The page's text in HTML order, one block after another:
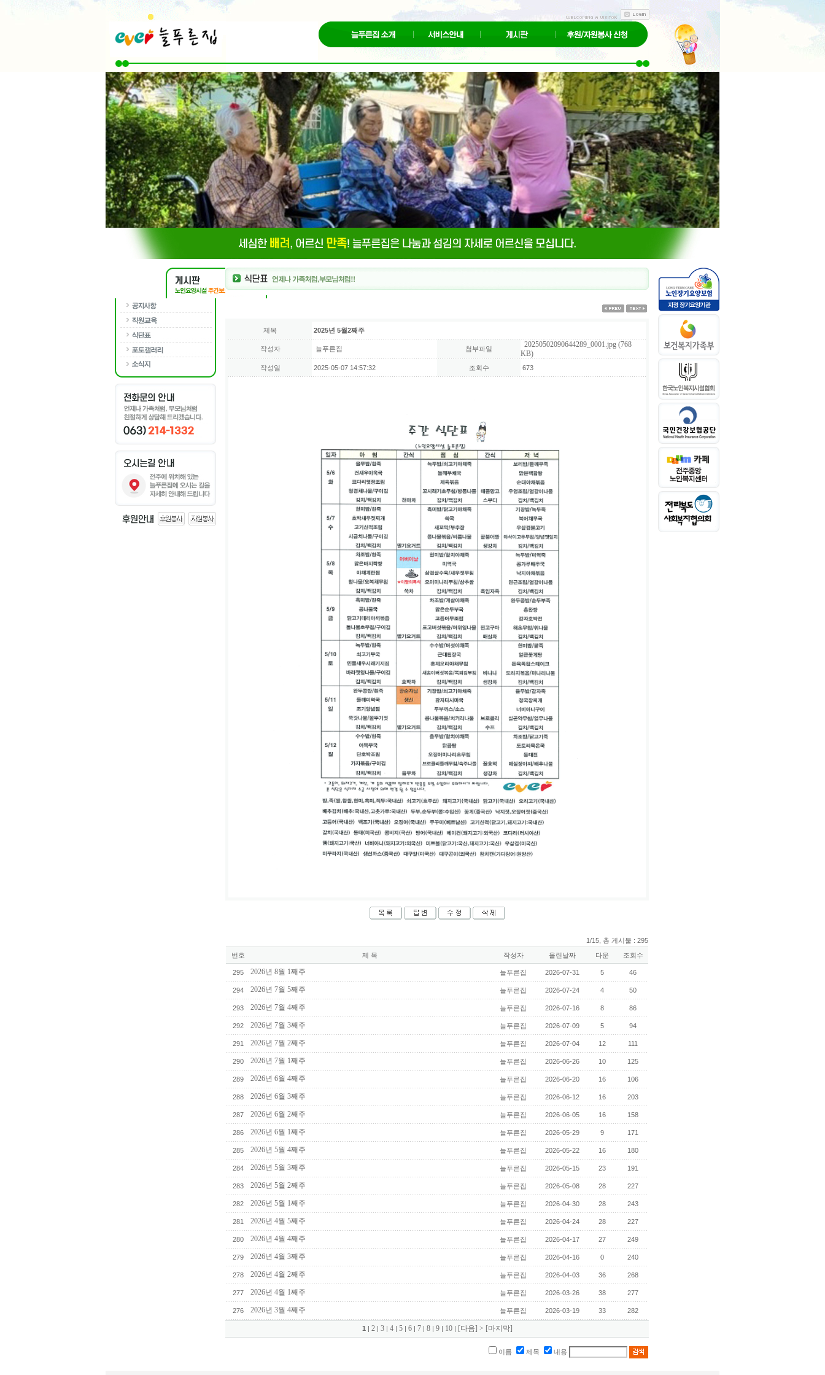
제목 2025년 5월2째주
작성자 늘푸른집 첨부파일
20250502090644289_0001.jpg (768
KB)
작성일 2025-05-07 14:57:32 조회수 673
1/15, 총 게시물 : 295
번호
제 목 작성자 올린날짜 다운 조회수
295 2026년 8월 1째주 늘푸른집 2026-07-31 5 46
294 2026년 7월 5째주 늘푸른집 2026-07-24 4 50
293 2026년 7월 4째주 늘푸른집 2026-07-16 8 86
292 2026년 7월 3째주 늘푸른집 2026-07-09 5 94
291 2026년 7월 2째주 늘푸른집 2026-07-04 12 111
290 2026년 7월 1째주 늘푸른집 2026-06-26 10 125
289 2026년 6월 4째주 늘푸른집 2026-06-20 16 106
288 2026년 6월 3째주 늘푸른집 2026-06-12 16 203
287 2026년 6월 2째주 늘푸른집 2026-06-05 16 158
286 2026년 6월 1째주 늘푸른집 2026-05-29 9 171
285 2026년 5월 4째주 늘푸른집 2026-05-22 16 180
284 2026년 5월 3째주 늘푸른집 2026-05-15 23 191
283 2026년 5월 2째주 늘푸른집 2026-05-08 28 227
282 2026년 5월 1째주 늘푸른집 2026-04-30 28 243
281 2026년 4월 5째주 늘푸른집 2026-04-24 28 227
280 2026년 4월 4째주 늘푸른집 2026-04-17 27 249
279 2026년 4월 3째주 늘푸른집 2026-04-16 0 240
278 2026년 4월 2째주 늘푸른집 2026-04-03 36 268
277 2026년 4월 1째주 늘푸른집 2026-03-26 38 277
276 2026년 3월 4째주 늘푸른집 2026-03-19 33 282
1 | 2 | 3| 4| 5| 6| 7| 8| 9| 10| [다음] > [마지막]
이름 제목 내용